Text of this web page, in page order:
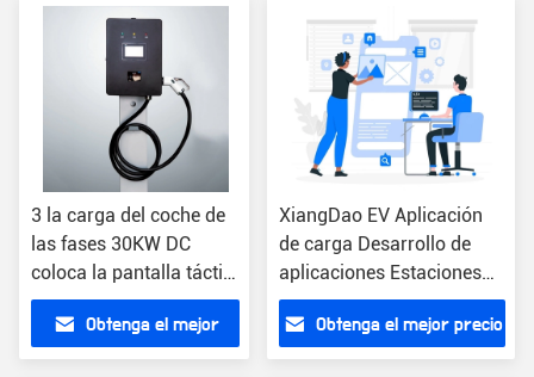
3 la carga del coche de
las fases 30KW DC
coloca la pantalla táctil
rápida de la pantalla
LED del cargador
Obtenga el mejor
XiangDao EV Aplicación
de carga Desarrollo de
aplicaciones Estaciones
de carga rápida
Obtenga el mejor precio